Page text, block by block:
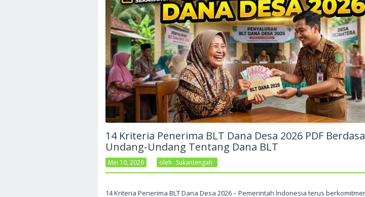
14 Kriteria Penerima BLT Dana Desa 2026 PDF
Undang-Undang Tentang Dana BLT
Mei 10, 2026 Oleh Sukantengah
14 Kriteria Penerima BLT Dana Desa 2026 – Pemerintah Indonesia terus